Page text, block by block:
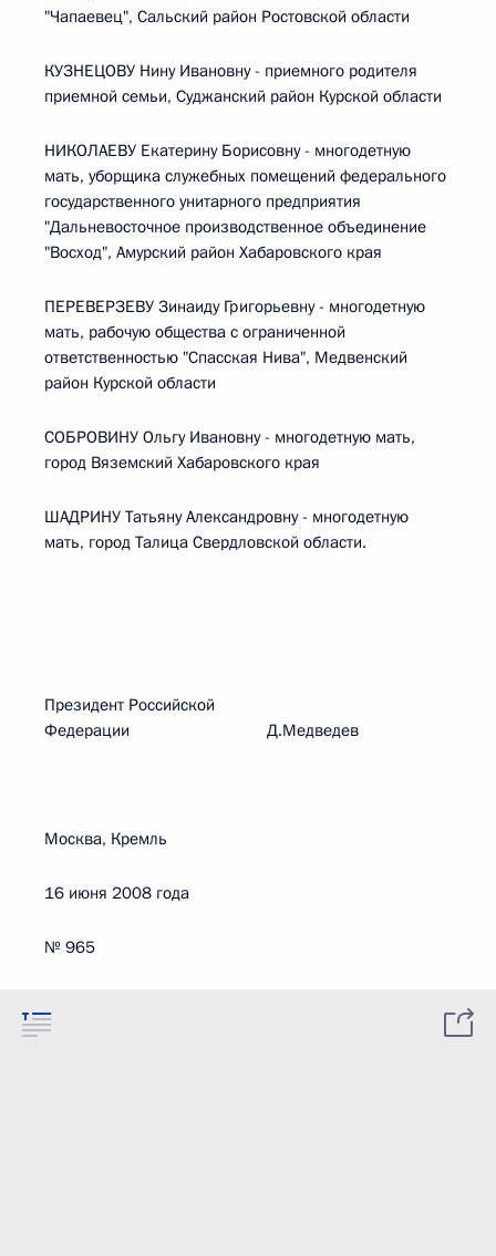
"Чапаевец", Сальский район Ростовской области
КУЗНЕЦОВУ Нину Ивановну - приемного родителя
приемной семьи, Суджанский район Курской области
НИКОЛАЕВУ Екатерину Борисовну - многодетную
мать, уборщика служебных помещений федерального
государственного унитарного предприятия
"Дальневосточное производственное объединение
"Восход", Амурский район Хабаровского края
ПЕРЕВЕРЗЕВУ Зинаиду Григорьевну - многодетную
мать, рабочую общества с ограниченной
ответственностью "Спасская Нива", Медвенский
район Курской области
СОБРОВИНУ Ольгу Ивановну - многодетную мать,
город Вяземский Хабаровского края
ШАДРИНУ Татьяну Александровну - многодетную
мать, город Талица Свердловской области.
Президент Российской
Федерации Д.Медведев
Москва, Кремль
16 июня 2008 года
№ 965